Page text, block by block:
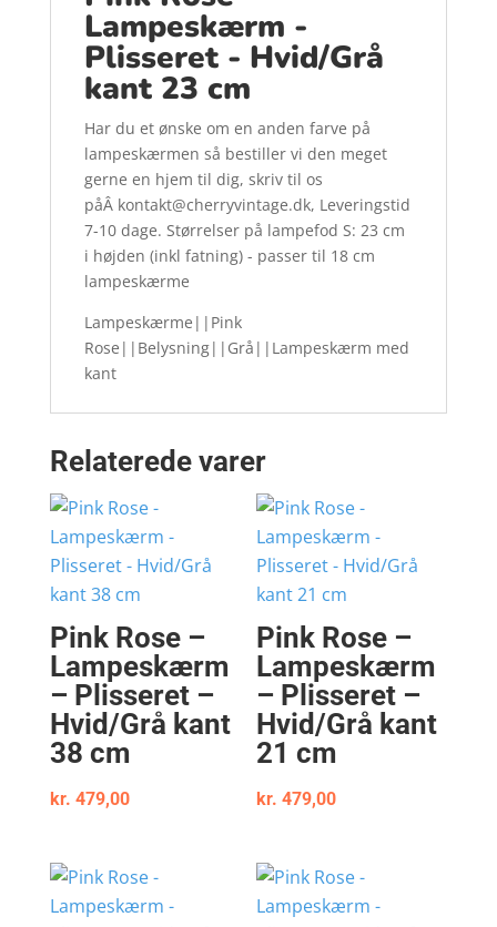
Lampeskærm -
Plisseret - Hvid/Grå
kant 23 cm
Har du et ønske om en anden farve på
lampeskærmen så bestiller vi den meget
gerne en hjem til dig, skriv til os
påÂ kontakt@cherryvintage.dk, Leveringstid
7-10 dage. Størrelser på lampefod S: 23 cm
i højden (inkl fatning) - passer til 18 cm
lampeskærme
Lampeskærme||Pink
Rose||Belysning||Grå||Lampeskærm med
kant
Relaterede varer
Pink Rose –
Lampeskærm
– Plisseret –
Hvid/Grå kant
38 cm
kr. 479,00
Pink Rose –
Lampeskærm
– Plisseret –
Hvid/Grå kant
21 cm
kr. 479,00